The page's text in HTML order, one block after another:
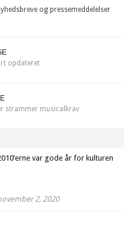
og pressemeddelelser
opdateret
strammer musicalkrav
var gode år for kulturen
2, 2020